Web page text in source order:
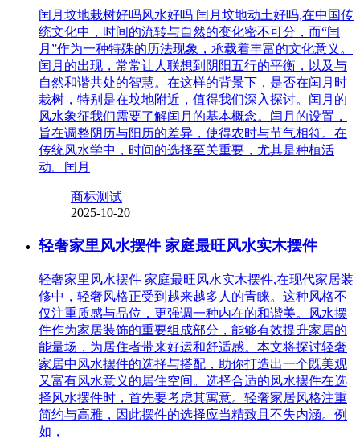
闰月坟地栽树好吗风水好吗 闰月坟地动土好吗,在中国传
统文化中，时间的流转与自然的变化密不可分，而“闰
月”作为一种特殊的历法现象，承载着丰富的文化意义。
闰月的出现，常常让人联想到阴阳五行的平衡，以及与
自然和谐共处的智慧。在这样的背景下，是否在闰月时
栽树，特别是在坟地附近，值得我们深入探讨。闰月的
风水象征我们需要了解闰月的基本概念。闰月的设置，
旨在调整阴历与阳历的差异，使得农时与节气相符。在
传统风水学中，时间的选择至关重要，尤其是种植活
动。闰月
商标测试
2025-10-20
轻奢家里风水摆件 家庭最旺风水实木摆件
轻奢家里风水摆件 家庭最旺风水实木摆件,在现代家居装
修中，轻奢风格正受到越来越多人的青睐。这种风格不
仅注重质感与品位，更强调一种内在的和谐美。风水摆
件作为家居装饰的重要组成部分，能够有效提升家居的
能量场，为居住者带来好运和舒适感。本文将探讨轻奢
家居中风水摆件的选择与搭配，助你打造出一个既美观
又富有风水意义的居住空间。选择合适的风水摆件在选
择风水摆件时，首先要考虑其寓意。轻奢家居风格注重
简约与高雅，因此摆件的选择应当精致且不失内涵。例
如，